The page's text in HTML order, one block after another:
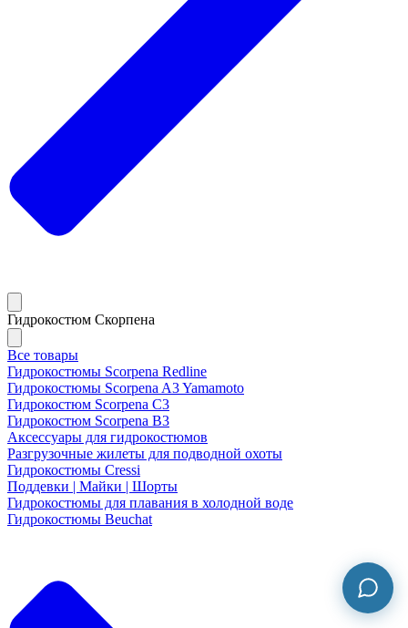
Гидрокостюм Скорпена
Все товары
Гидрокостюмы Scorpena Redline
Гидрокостюмы Scorpena A3 Yamamoto
Гидрокостюм Scorpena C3
Гидрокостюм Scorpena B3
Аксессуары для гидрокостюмов
Разгрузочные жилеты для подводной охоты
Гидрокостюмы Cressi
Поддевки | Майки | Шорты
Гидрокостюмы для плавания в холодной воде
Гидрокостюмы Beuchat